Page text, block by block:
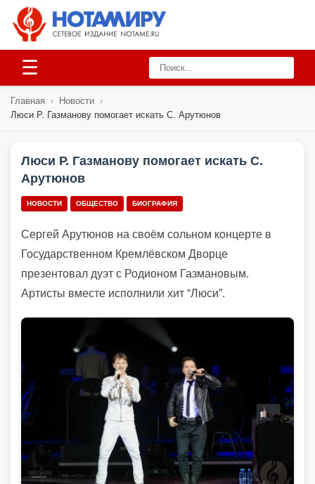
☰
Главная › Новости ›
Люси Р. Газманову помогает искать С. Арутюнов
Люси Р. Газманову помогает искать С.
Арутюнов
НОВОСТИ ОБЩЕСТВО БИОГРАФИЯ
Сергей Арутюнов на своём сольном концерте в
Государственном Кремлёвском Дворце
презентовал дуэт с Родионом Газмановым.
Артисты вместе исполнили хит “Люси”.